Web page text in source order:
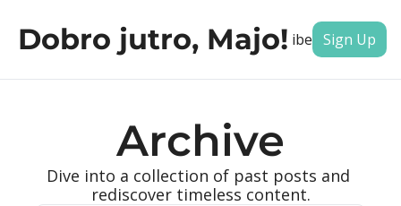
Dobro jutro, Majo!
Archive Subscribe Tags
Sign Up
Archive
Dive into a collection of past posts and
rediscover timeless content.